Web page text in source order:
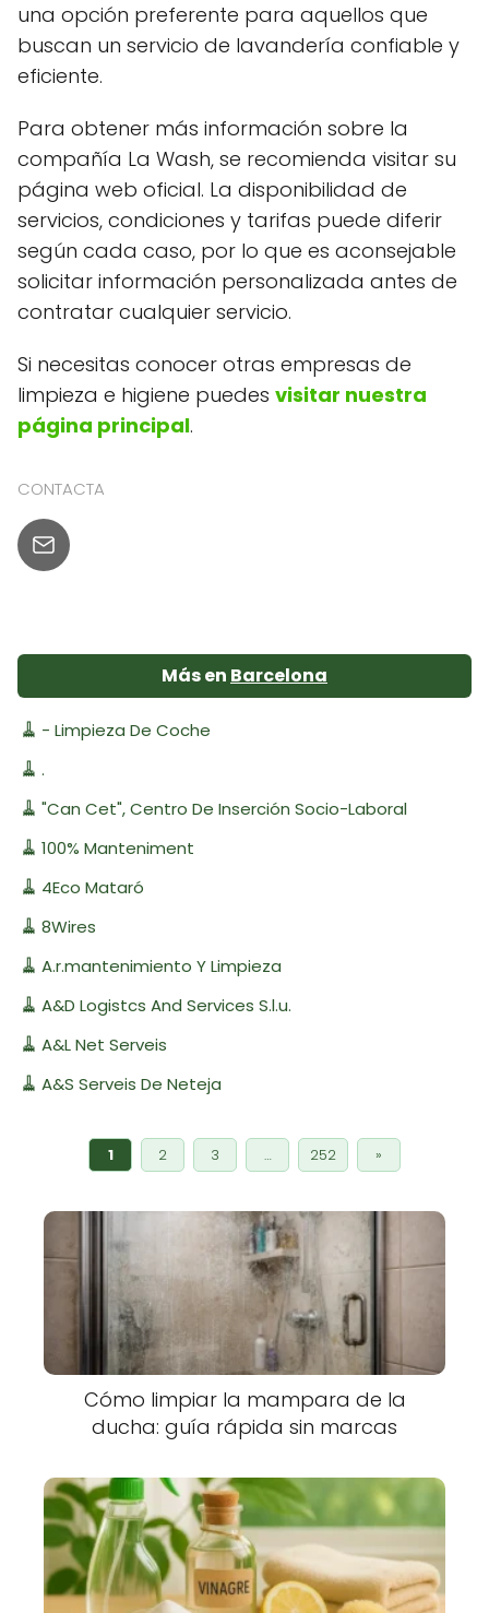
una opción preferente para aquellos que
buscan un servicio de lavandería confiable y
eficiente.
Para obtener más información sobre la
compañía La Wash, se recomienda visitar su
página web oficial. La disponibilidad de
servicios, condiciones y tarifas puede diferir
según cada caso, por lo que es aconsejable
solicitar información personalizada antes de
contratar cualquier servicio.
Si necesitas conocer otras empresas de
limpieza e higiene puedes visitar nuestra
página principal.
CONTACTA
Más en Barcelona
🧹 - Limpieza De Coche
🧹 .
🧹 "Can Cet", Centro De Inserción Socio-Laboral
🧹 100% Manteniment
🧹 4Eco Mataró
🧹 8Wires
🧹 A.r.mantenimiento Y Limpieza
🧹 A&D Logistcs And Services S.l.u.
🧹 A&L Net Serveis
🧹 A&S Serveis De Neteja
1 2 3 … 252 »
Cómo limpiar la mampara de la
ducha: guía rápida sin marcas